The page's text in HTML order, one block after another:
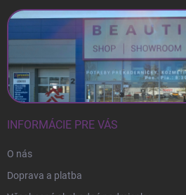
INFORMÁCIE PRE VÁS
O nás
Doprava a platba